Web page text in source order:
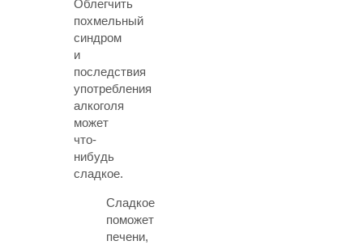
Облегчить
похмельный
синдром
и
последствия
употребления
алкоголя
может
что-
нибудь
сладкое.
Сладкое
поможет
печени,